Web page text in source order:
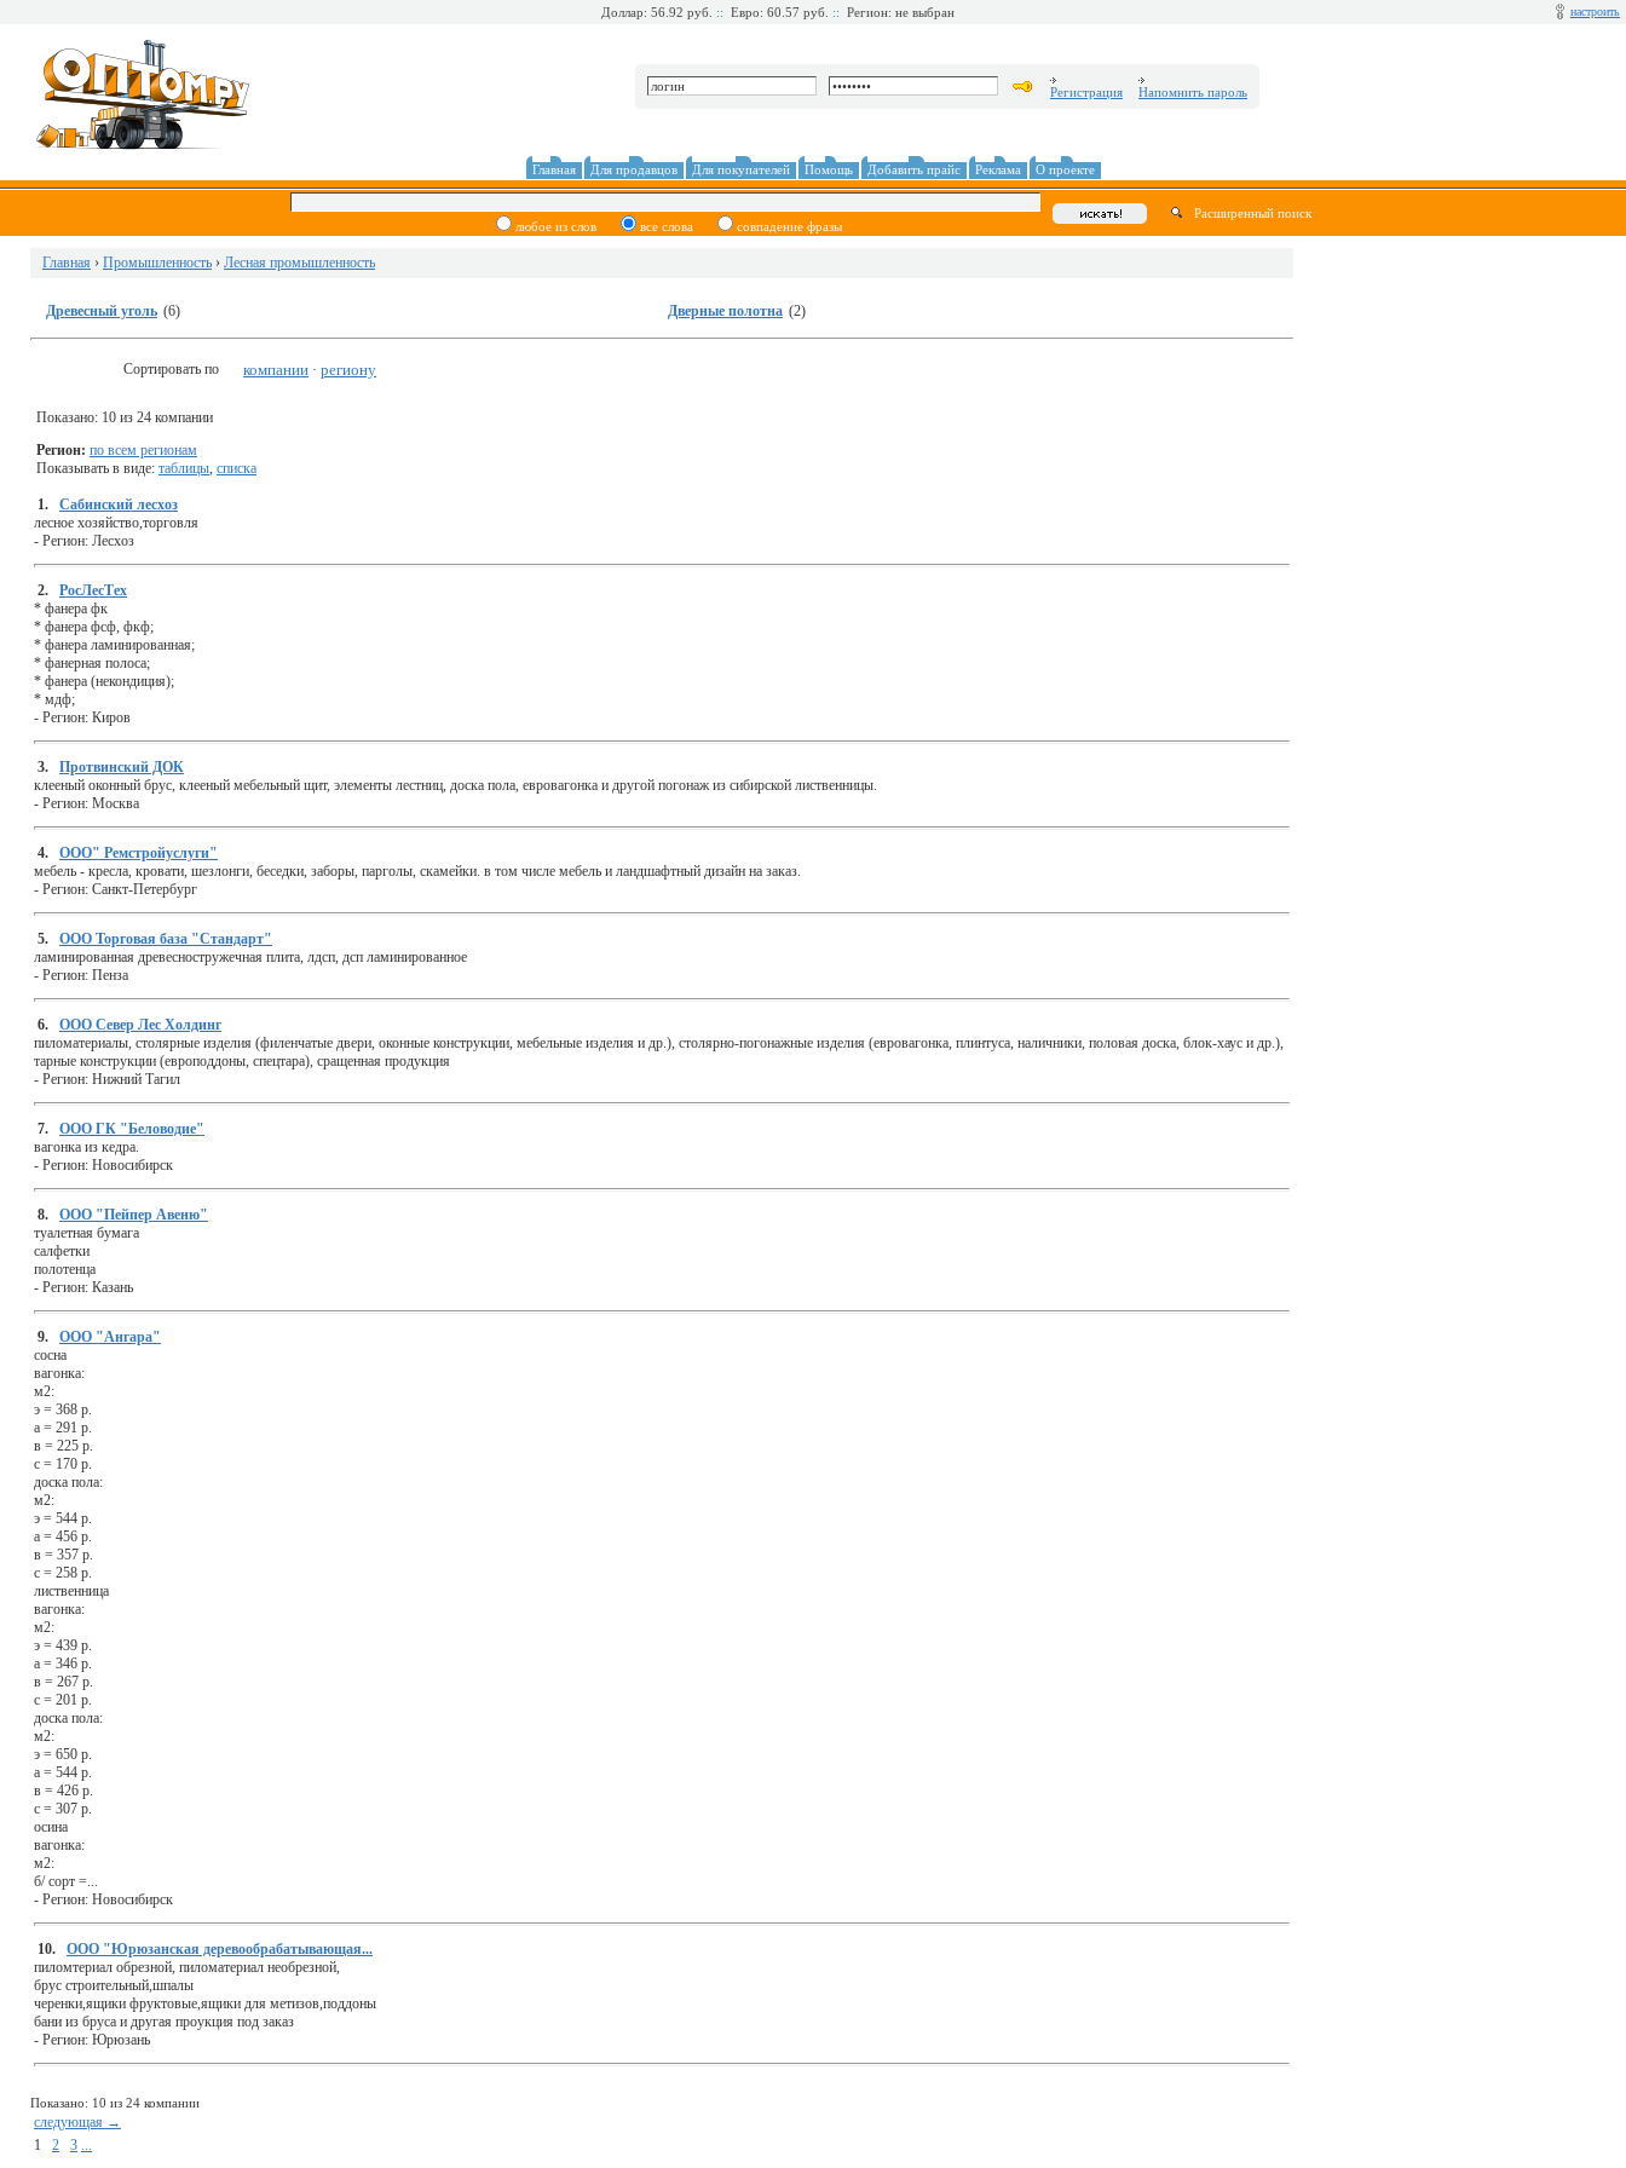
Доллар: 56.92 руб. :: Евро: 60.57 руб. :: Регион: не выбран настроить
Регистрация Напомнить пароль
Главная Для продавцов Для покупателей Помощь Добавить прайс Реклама О проекте
любое из слов все слова совпадение фразы
Расширенный поиск
Главная › Промышленность › Лесная промышленность
Древесный уголь (6) Дверные полотна (2)
Сортировать по компании · региону
Показано: 10 из 24 компании
Регион: по всем регионам
Показывать в виде: таблицы, списка
1.
Сабинский лесхоз
лесное хозяйство,торговля
- Регион: Лесхоз
2.
РосЛесТех
* фанера фк
* фанера фсф, фкф;
* фанера ламинированная;
* фанерная полоса;
* фанера (некондиция);
* мдф;
- Регион: Киров
3.
Протвинский ДОК
клееный оконный брус, клееный мебельный щит, элементы лестниц, доска пола, евровагонка и другой погонаж из сибирской лиственницы.
- Регион: Москва
4.
ООО" Ремстройуслуги"
мебель - кресла, кровати, шезлонги, беседки, заборы, парголы, скамейки. в том числе мебель и ландшафтный дизайн на заказ.
- Регион: Санкт-Петербург
5.
ООО Торговая база "Стандарт"
ламинированная древесностружечная плита, лдсп, дсп ламинированное
- Регион: Пенза
6.
ООО Север Лес Холдинг
пиломатериалы, столярные изделия (филенчатые двери, оконные конструкции, мебельные изделия и др.), столярно-погонажные изделия (евровагонка, плинтуса, наличники, половая доска, блок-хаус и др.),
тарные конструкции (европоддоны, спецтара), сращенная продукция
- Регион: Нижний Тагил
7.
ООО ГК "Беловодие"
вагонка из кедра.
- Регион: Новосибирск
8.
ООО "Пейпер Авеню"
туалетная бумага
салфетки
полотенца
- Регион: Казань
9.
ООО "Ангара"
сосна
вагонка:
м2:
э = 368 р.
а = 291 р.
в = 225 р.
с = 170 р.
доска пола:
м2:
э = 544 р.
а = 456 р.
в = 357 р.
с = 258 р.
лиственница
вагонка:
м2:
э = 439 р.
а = 346 р.
в = 267 р.
с = 201 р.
доска пола:
м2:
э = 650 р.
а = 544 р.
в = 426 р.
с = 307 р.
осина
вагонка:
м2:
б/ сорт =...
- Регион: Новосибирск
10.
ООО "Юрюзанская деревообрабатывающая...
пиломтериал обрезной, пиломатериал необрезной,
брус строительный,шпалы
черенки,ящики фруктовые,ящики для метизов,поддоны
бани из бруса и другая проукция под заказ
- Регион: Юрюзань
Показано: 10 из 24 компании
следующая →
1
2 3 ...